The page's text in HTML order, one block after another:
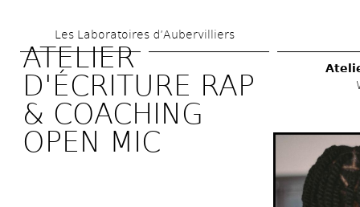
to
main
content
Les Laboratoires d’Aubervilliers
ATELIER
D'ÉCRITURE RAP
& COACHING
OPEN MIC